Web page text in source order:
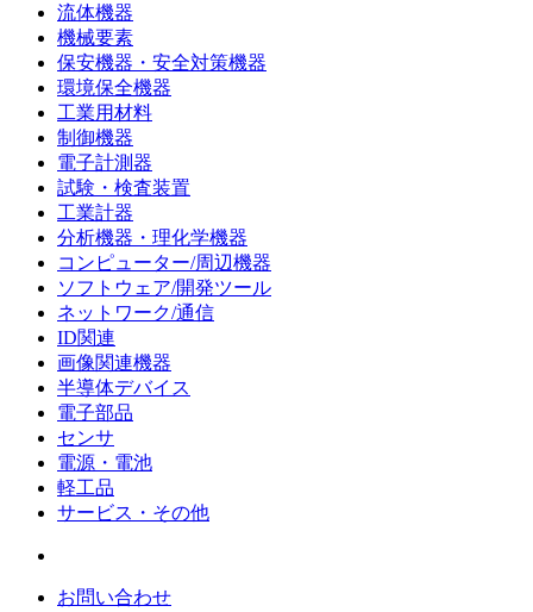
流体機器
機械要素
保安機器・安全対策機器
環境保全機器
工業用材料
制御機器
電子計測器
試験・検査装置
工業計器
分析機器・理化学機器
コンピューター/周辺機器
ソフトウェア/開発ツール
ネットワーク/通信
ID関連
画像関連機器
半導体デバイス
電子部品
センサ
電源・電池
軽工品
サービス・その他
お問い合わせ